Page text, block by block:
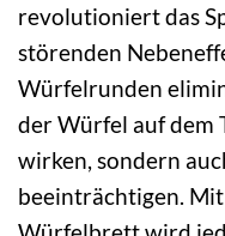
revolutioniert das
störenden
Würfelrunden
der Würfel auf dem
wirken, sondern
beeinträchtigen.